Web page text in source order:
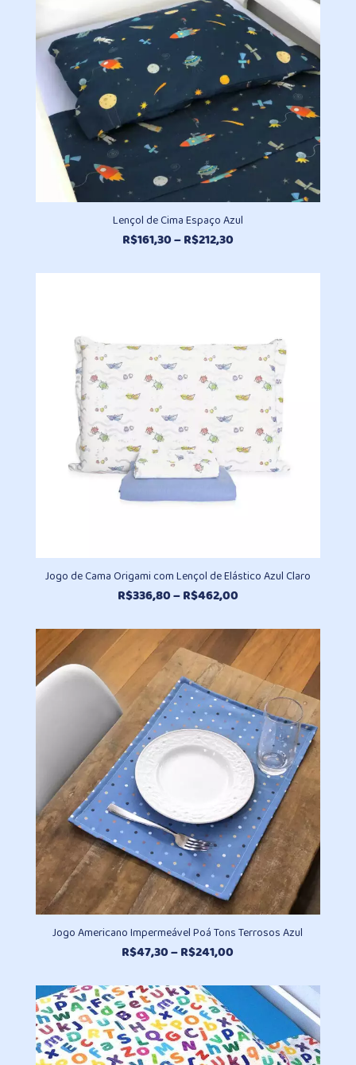
Lençol de Cima Espaço Azul
R$161,30–R$212,30Faixa
preço:
Jogo de Cama Origami com Lençol de Elástico Azul Claro
R$336,80–R$462,00Faixa
preço:
R$336,80
através
R$462,00
Jogo Americano Impermeável Poá Tons Terrosos Azul
R$47,30–R$241,00
preço:
R$47,30
através
R$241,00